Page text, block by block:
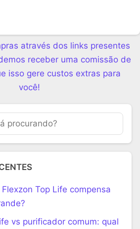
através dos links presentes
receber uma comissão de
isso gere custos extras para
você!
Top Life compensa
vs purificador comum: qual